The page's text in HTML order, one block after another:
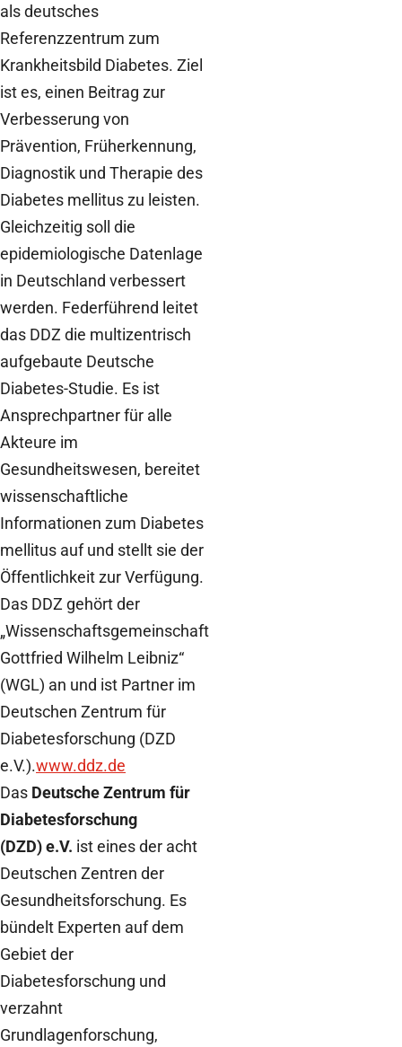
als deutsches
Referenzzentrum zum
Krankheitsbild Diabetes. Ziel
ist es, einen Beitrag zur
Verbesserung von
Prävention, Früherkennung,
Diagnostik und Therapie des
Diabetes mellitus zu leisten.
Gleichzeitig soll die
epidemiologische Datenlage
in Deutschland verbessert
werden. Federführend leitet
das DDZ die multizentrisch
aufgebaute Deutsche
Diabetes-Studie. Es ist
Ansprechpartner für alle
Akteure im
Gesundheitswesen, bereitet
wissenschaftliche
Informationen zum Diabetes
mellitus auf und stellt sie der
Öffentlichkeit zur Verfügung.
Das DDZ gehört der
„Wissenschaftsgemeinschaft
Gottfried Wilhelm Leibniz“
(WGL) an und ist Partner im
Deutschen Zentrum für
Diabetesforschung (DZD
e.V.).www.ddz.de
Das Deutsche Zentrum für
Diabetesforschung
(DZD) e.V. ist eines der acht
Deutschen Zentren der
Gesundheitsforschung. Es
bündelt Experten auf dem
Gebiet der
Diabetesforschung und
verzahnt
Grundlagenforschung,